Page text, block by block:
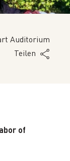
Auditorium
Teilen
of